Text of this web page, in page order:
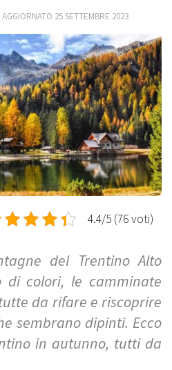
AGGIORNATO 25 SETTEMBRE 2023
4.4/5 (76 voti)
del Trentino Alto
di colori, le camminate
da rifare e riscoprire
sembrano dipinti. Ecco
in autunno, tutti da